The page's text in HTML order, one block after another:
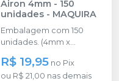
Airon 4mm - 150
unidades - MAQUIRA
Embalagem com 150
unidades. (4mm x
R$ 19,95 no Pix
ou R$ 21,00 nas demais